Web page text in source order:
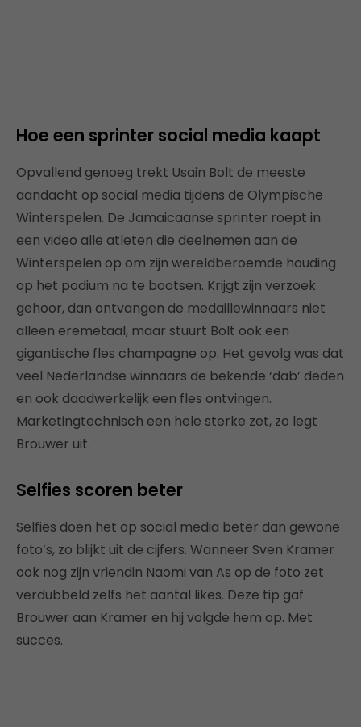
Hoe een sprinter social media kaapt
Opvallend genoeg trekt Usain Bolt de meeste
aandacht op social media tijdens de Olympische
Winterspelen. De Jamaicaanse sprinter roept in
een video alle atleten die deelnemen aan de
Winterspelen op om zijn wereldberoemde houding
op het podium na te bootsen. Krijgt zijn verzoek
gehoor, dan ontvangen de medaillewinnaars niet
alleen eremetaal, maar stuurt Bolt ook een
gigantische fles champagne op. Het gevolg was dat
veel Nederlandse winnaars de bekende ‘dab’ deden
en ook daadwerkelijk een fles ontvingen.
Marketingtechnisch een hele sterke zet, zo legt
Brouwer uit.
Selfies scoren beter
Selfies doen het op social media beter dan gewone
foto’s, zo blijkt uit de cijfers. Wanneer Sven Kramer
ook nog zijn vriendin Naomi van As op de foto zet
verdubbeld zelfs het aantal likes. Deze tip gaf
Brouwer aan Kramer en hij volgde hem op. Met
succes.